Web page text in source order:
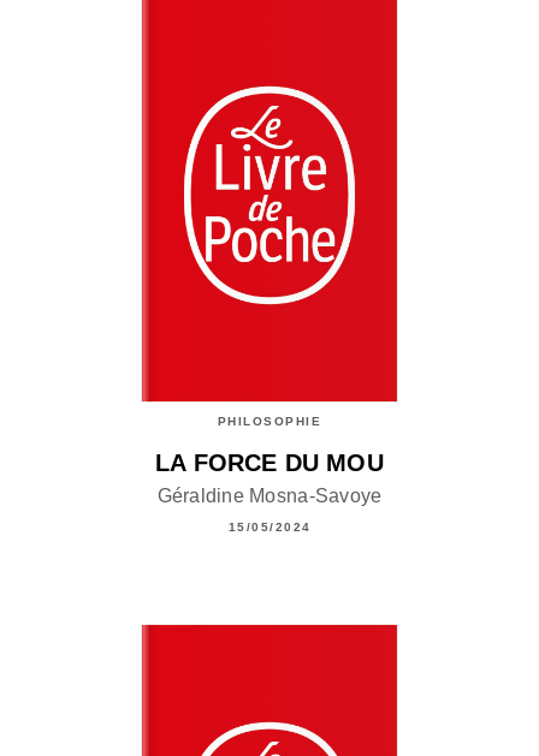
PHILOSOPHIE
LA FORCE DU MOU
Géraldine Mosna-Savoye
15/05/2024